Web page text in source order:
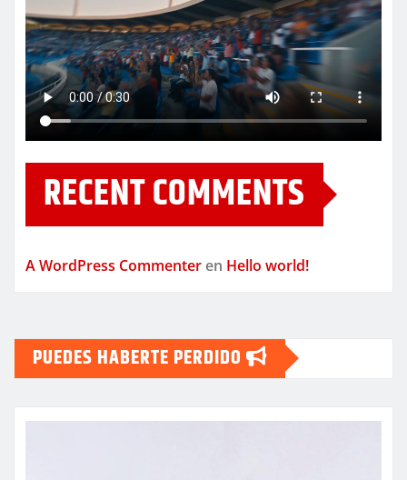
RECENT COMMENTS
A WordPress Commenter en Hello world!
PUEDES HABERTE PERDIDO